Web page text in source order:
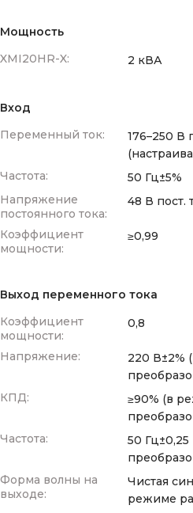
Мощность
XMI20HR-X:
2 кВА
Вход
Переменный ток:
176–250 В
Частота:
50 Гц±5%
Напряжение
постоянного тока:
48 В пост.
Коэффициент
мощности:
≥0,99
Выход переменного тока
Коэффициент
мощности:
0,8
Напряжение:
220 В±2%
КПД:
≥90% (в
Частота:
50
Форма волны на
выходе:
Чистая
режиме